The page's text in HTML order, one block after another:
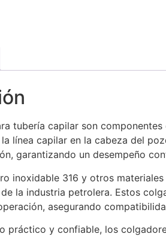
tubería capilar son
línea capilar en la cabeza del
garantizando un desempeño
inoxidable 316 y otros
la industria petrolera. Estos
asegurando
práctico y confiable, los